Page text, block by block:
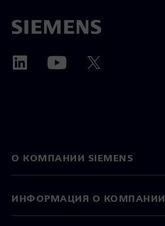
О КОМПАНИИ SIEMENS
ИНФОРМАЦИЯ О КОМПАНИИ